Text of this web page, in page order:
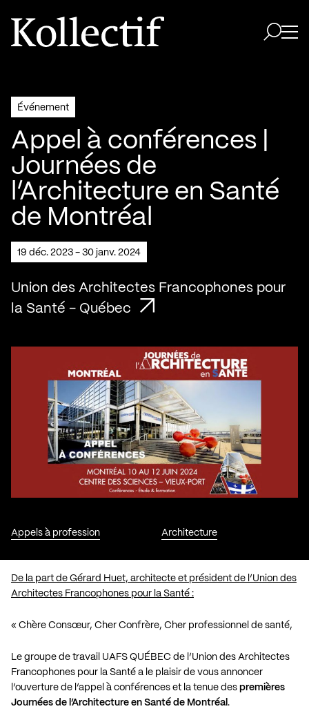
Aller à la page d'accueil
Logo Kollectif
Événement
Appel à conférences |
Journées de
l’Architecture en Santé
de Montréal
19 déc. 2023 - 30 janv. 2024
Union des Architectes Francophones pour
la Santé - Québec
Appels à profession Architecture
De la part de Gérard Huet, architecte et président de l’Union des
Architectes Francophones pour la Santé :
« Chère Consœur, Cher Confrère, Cher professionnel de santé,
Le groupe de travail UAFS QUÉBEC de l’Union des Architectes
Francophones pour la Santé a le plaisir de vous annoncer
l’ouverture de l’appel à conférences et la tenue des premières
Journées de l’Architecture en Santé de Montréal .